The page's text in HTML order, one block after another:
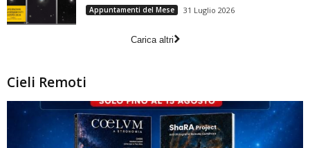
Appuntamenti del Mese 31 Luglio 2026
Carica altri
Cieli Remoti